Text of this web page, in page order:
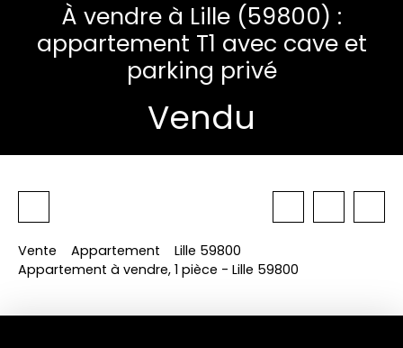
À vendre à Lille (59800) :
appartement T1 avec cave et
parking privé
Vendu
Vente Appartement
Lille 59800
Appartement à vendre, 1 pièce - Lille 59800